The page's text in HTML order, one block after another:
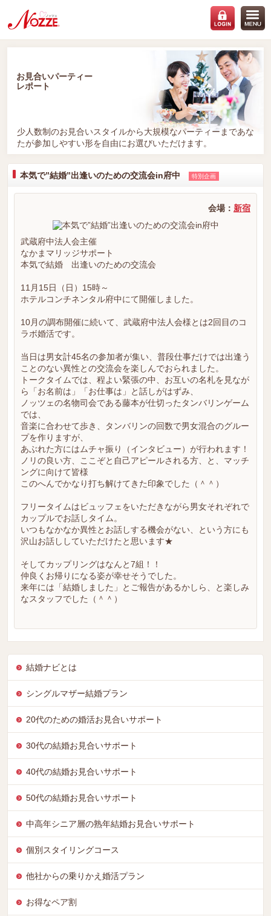
お見合いパーティー
レポート
少人数制のお見合いスタイルから大規模なパーティーまであな
たが参加しやすい形を自由にお選びいただけます。
本気で”結婚”出逢いのための交流会in府中 特別企画
会場： 新宿
武蔵府中法人会主催
なかまマリッジサポート
本気で結婚 出逢いのための交流会
11月15日（日）15時～
ホテルコンチネンタル府中にて開催しました。
10月の調布開催に続いて、武蔵府中法人会様とは2回目のコ
ラボ婚活です。
当日は男女計45名の参加者が集い、普段仕事だけでは出逢う
ことのない異性との交流会を楽しんでおられました。
トークタイムでは、程よい緊張の中、お互いの名札を見なが
ら「お名前は」「お仕事は」と話しがはずみ、
ノッツェの名物司会である藤本が仕切ったタンバリンゲーム
では、
音楽に合わせて歩き、タンバリンの回数で男女混合のグルー
プを作りますが、
あぶれた方にはムチャ振り（インタビュー）が行われます！
ノリの良い方、ここぞと自己アピールされる方、と、マッチ
ングに向けて皆様
このへんでかなり打ち解けてきた印象でした（＾＾）
フリータイムはビュッフェをいただきながら男女それぞれで
カップルでお話しタイム。
いつもなかなか異性とお話しする機会がない、という方にも
沢山お話ししていただけたと思います★
そしてカップリングはなんと7組！！
仲良くお帰りになる姿が幸せそうでした。
来年には「結婚しました」とご報告があるかしら、と楽しみ
なスタッフでした（＾＾）
結婚ナビとは
シングルマザー結婚プラン
20代のための婚活お見合いサポート
30代の結婚お見合いサポート
40代の結婚お見合いサポート
50代の結婚お見合いサポート
中高年シニア層の熟年結婚お見合いサポート
個別スタイリングコース
他社からの乗りかえ婚活プラン
お得なペア割